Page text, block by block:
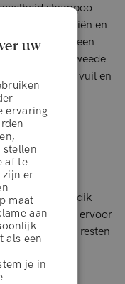
shampoo
oliën en
herhaal met een
Tijdens de tweede
reinigt al het vuil en
veel product
vooral als je dik
werken kun je ervoor
zodat er geen resten
uw
ervaring
stellen
af te
zijn er
maat
aan
als een
je in